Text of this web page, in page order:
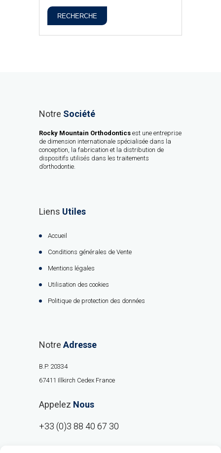
RECHERCHE
Notre Société
Rocky Mountain Orthodontics est une entreprise
de dimension internationale spécialisée dans la
conception, la fabrication et la distribution de
dispositifs utilisés dans les traitements
d’orthodontie.
Liens Utiles
Accueil
Conditions générales de Vente
Mentions légales
Utilisation des cookies
Politique de protection des données
Notre Adresse
B.P. 20334
67411 Illkirch Cedex France
Appelez Nous
+33 (0)3 88 40 67 30